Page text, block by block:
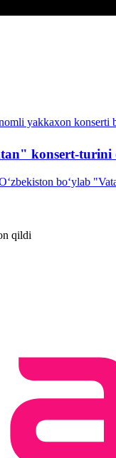
yakkaxon konserti
konsert-turini
boʻylab
qildi